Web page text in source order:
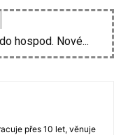
hospod. Nové...
přes 10 let, věnuje